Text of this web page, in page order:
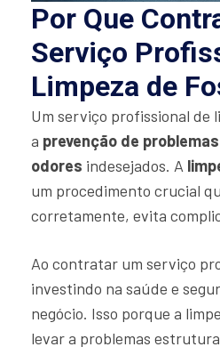
Por Que
Serviço
Limpeza de
Um serviço profissional de
a prevenção de problemas
odores indesejados. A
um procedimento crucial
corretamente, evita
Ao contratar um serviço
investindo na saúde e
negócio. Isso porque a
levar a problemas